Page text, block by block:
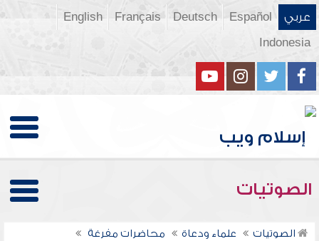
عربي Español
Deutsch
Français
English
Indonesia
الصوتيات
الصوتيات علماء ودعاة
محاضرات مفرغة